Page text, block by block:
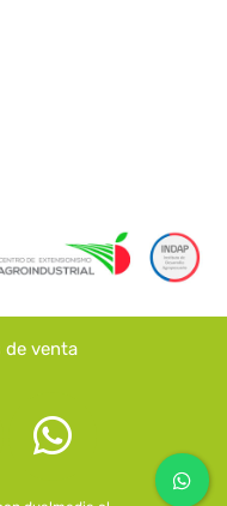
de venta
W
h